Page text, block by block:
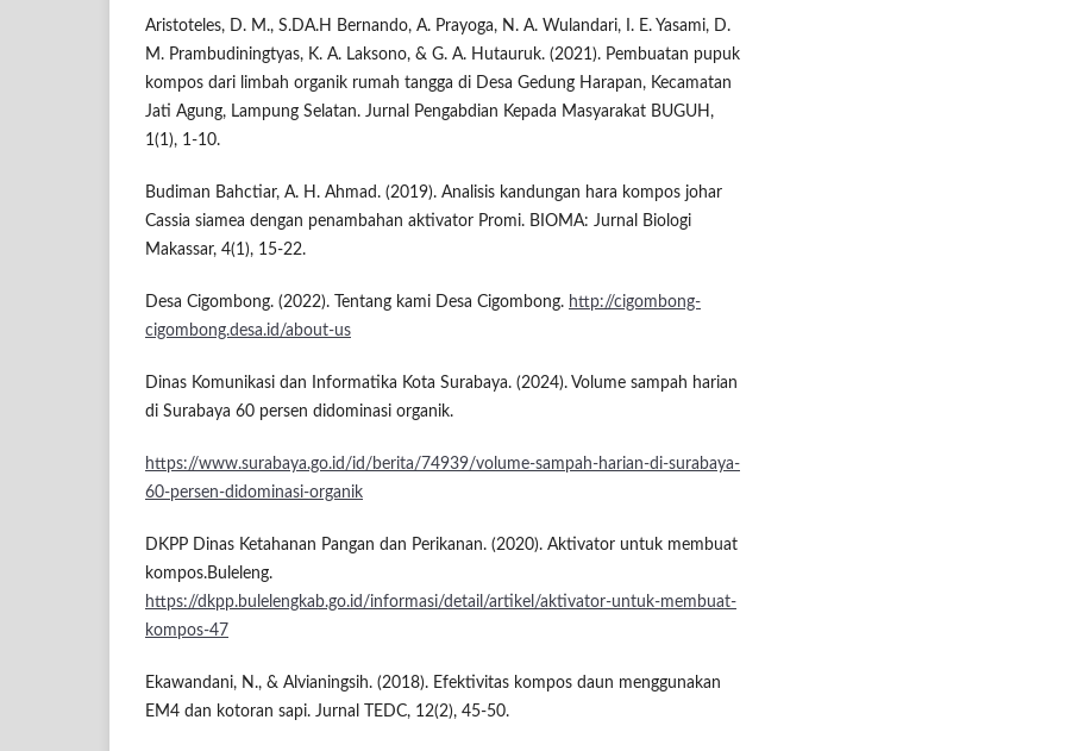
Aristoteles, D. M., S.DA.H Bernando, A. Prayoga, N. A. Wulandari, I. E. Yasami, D.
M. Prambudiningtyas, K. A. Laksono, & G. A. Hutauruk. (2021). Pembuatan pupuk
kompos dari limbah organik rumah tangga di Desa Gedung Harapan, Kecamatan
Jati Agung, Lampung Selatan. Jurnal Pengabdian Kepada Masyarakat BUGUH,
1(1), 1-10.
Budiman Bahctiar, A. H. Ahmad. (2019). Analisis kandungan hara kompos johar
Cassia siamea dengan penambahan aktivator Promi. BIOMA: Jurnal Biologi
Makassar, 4(1), 15-22.
Desa Cigombong. (2022). Tentang kami Desa Cigombong. http://cigombong-
cigombong.desa.id/about-us
Dinas Komunikasi dan Informatika Kota Surabaya. (2024). Volume sampah harian
di Surabaya 60 persen didominasi organik.
https://www.surabaya.go.id/id/berita/74939/volume-sampah-harian-di-surabaya-
60-persen-didominasi-organik
DKPP Dinas Ketahanan Pangan dan Perikanan. (2020). Aktivator untuk membuat
kompos.Buleleng.
https://dkpp.bulelengkab.go.id/informasi/detail/artikel/aktivator-untuk-membuat-
kompos-47
Ekawandani, N., & Alvianingsih. (2018). Efektivitas kompos daun menggunakan
EM4 dan kotoran sapi. Jurnal TEDC, 12(2), 45-50.